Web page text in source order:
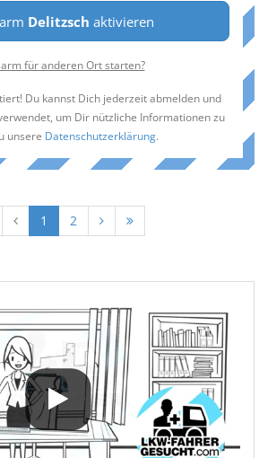
Delitzsch aktivieren
für anderen Ort starten?
Du kannst Dich jederzeit abmelden und
um Dir nützliche Informationen zu
unsere Datenschutzerklärung.
1 2